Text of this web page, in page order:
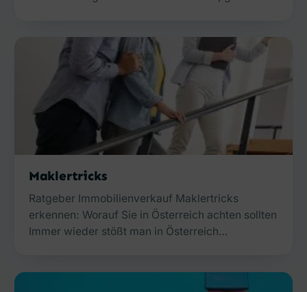
Maklertricks
Ratgeber Immobilienverkauf Maklertricks
erkennen: Worauf Sie in Österreich achten sollten
Immer wieder stößt man in Österreich…